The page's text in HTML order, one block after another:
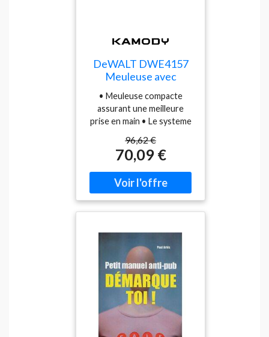
DeWALT DWE4157
Meuleuse avec
systeme anti-
redémarrage
(900W/125mm)
• Meuleuse compacte
assurant une meilleure
prise en main • Le systeme
machine de redémarrer
accidentellement apres une
coupure de courant • L
interrupteur doit etre
remis en position initiale
avant de pouvoir
Conception indépendante
et facile d?acces aux
charbons pour plus de
durée de vie • Le
démarrage progressif offre
plus de sécurité et un
meilleur contrôle a l
96,62 €
70,09 €